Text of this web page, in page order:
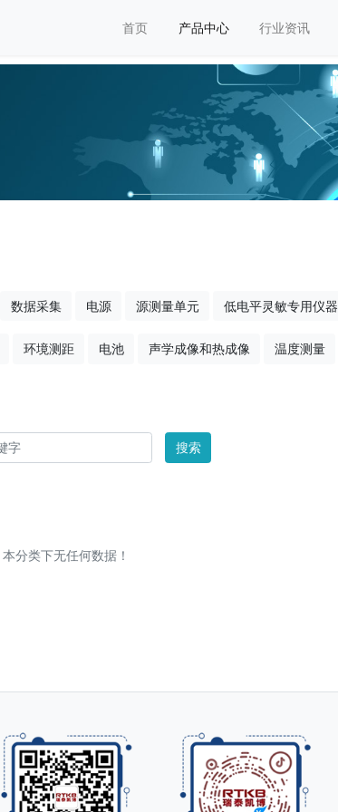
首页 产品中心 行业资讯
数据采集 电源 源测量单元 低电平灵敏专用仪器
环境测距 电池 声学成像和热成像 温度测量
搜索
本分类下无任何数据！